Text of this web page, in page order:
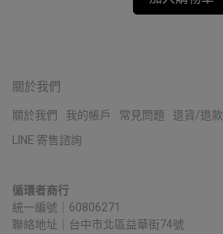
關於我們
關於我們 我的帳戶 常見問題 退貨/退款
LINE 寄售諮詢
循環者商行
統一編號｜60806271
聯絡地址｜台中市北區益華街74號